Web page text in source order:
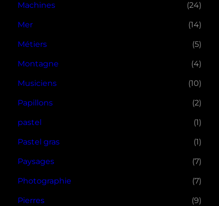
Machines (24)
Mer (14)
Métiers (5)
Montagne (4)
Musiciens (10)
Papillons (2)
pastel (1)
Pastel gras (1)
Paysages (7)
Photographie (7)
Pierres (9)